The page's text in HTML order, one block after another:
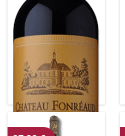
CHÂTEAU FONREAUD
Crus Bourgeois supérieur
Red • 2014
LISTRAC MEDOC
Alcohol content : 13,5°